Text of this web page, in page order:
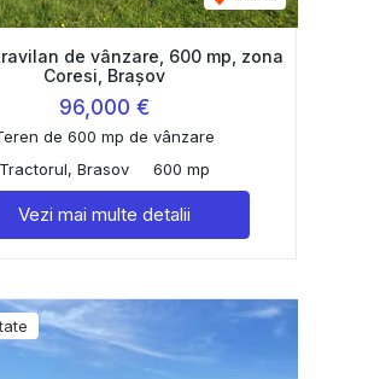
de vânzare, 600 mp, zona
Coresi, Brașov
96,000 €
de 600 mp de vânzare
Tractorul, Brasov
600 mp
Vezi mai multe detalii